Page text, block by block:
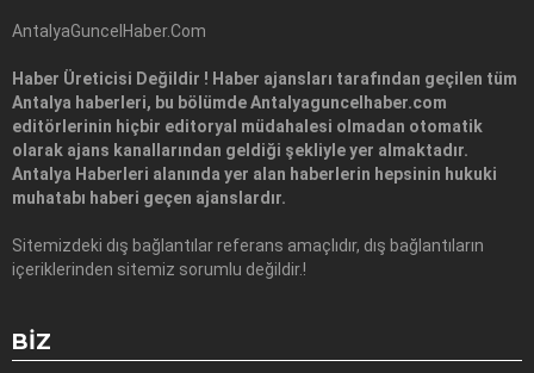
AntalyaGuncelHaber.Com
Haber Üreticisi Değildir ! Haber ajansları tarafından geçilen tüm
Antalya haberleri, bu bölümde Antalyaguncelhaber.com
editörlerinin hiçbir editoryal müdahalesi olmadan otomatik
olarak ajans kanallarından geldiği şekliyle yer almaktadır.
Antalya Haberleri alanında yer alan haberlerin hepsinin hukuki
muhatabı haberi geçen ajanslardır.
Sitemizdeki dış bağlantılar referans amaçlıdır, dış bağlantıların
içeriklerinden sitemiz sorumlu değildir.!
BIZ